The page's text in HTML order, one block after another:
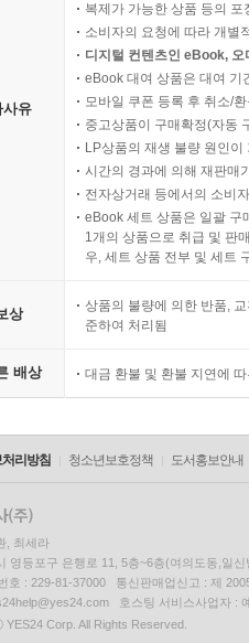
사유
복제가 가능한 상품 등의
소비자의 요청에 따라 개별
디지털 컨텐츠인 eBook,
eBook 대여 상품은 대여 기
모바일 쿠폰 등록 후 취소/
중고상품이 구매확정(자동
LP상품의 재생 불량 원인
시간의 경과에 의해 재판매
전자상거래 등에서의 소비
eBook 세트 상품은 일괄 구
1개의 상품으로 취급 및 판
우, 세트 상품 전부 및 세트
상
상품의 불량에 의한 반품,
준하여 처리됨
배상 대금 환불 및 환불 지연에
리방침 청소년보호정책 도서홍보안내
, 최세라
영등포구 은행로 11, 5층~6층(여의도동,일신
호 : 229-81-37000 통신판매업신고 : 제
호스팅 서비스사업자 :
Corp. All Rights Reserved.